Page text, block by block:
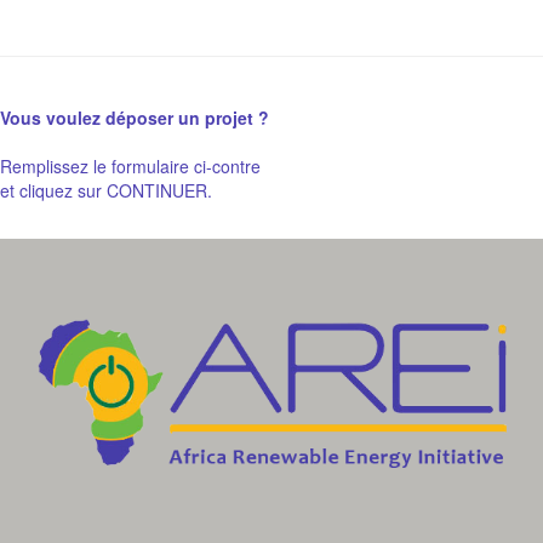
Mauritanie
Namibie
Niger
Ouganda
République du Congo
Rwanda
Sao Tomé-et-Principe
Sénégal
Seychelles
Sierra Leone
Vous voulez déposer un projet ?
Remplissez le formulaire ci-contre
et cliquez sur CONTINUER.